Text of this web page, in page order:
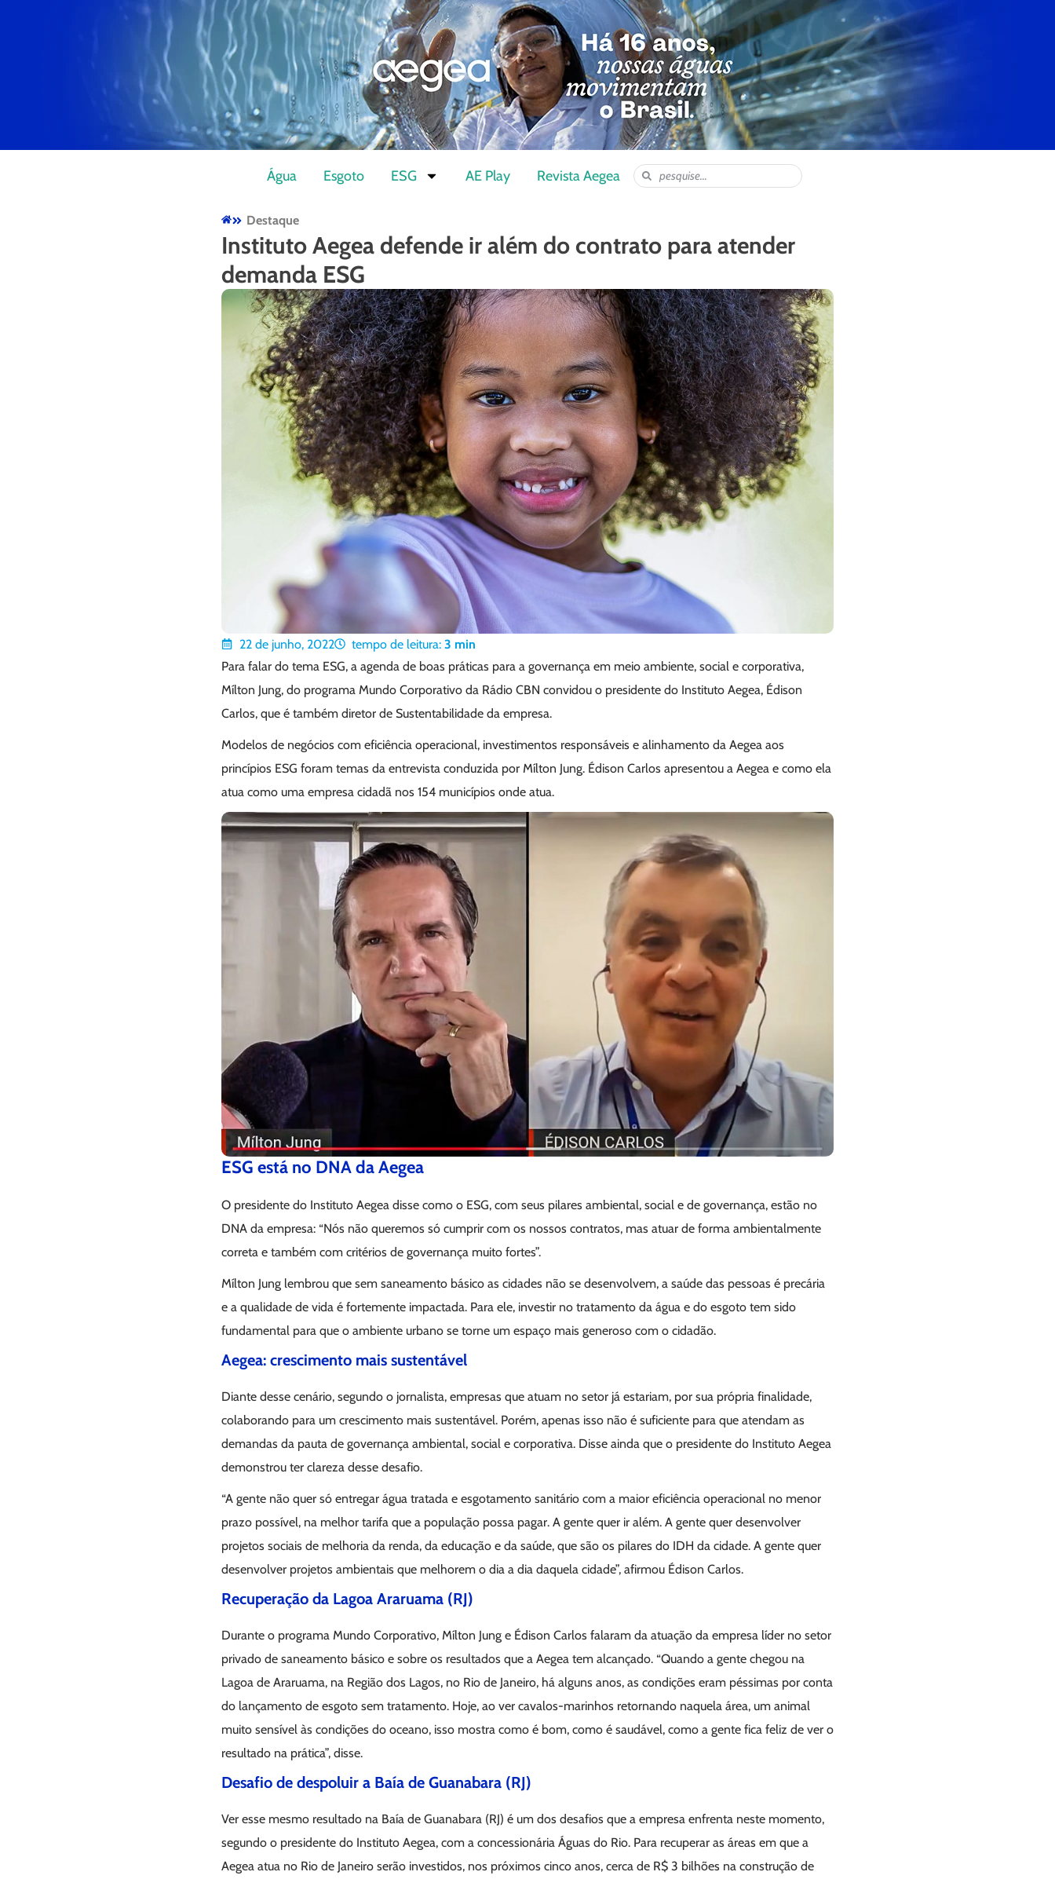
Água Esgoto ESG AE Play Revista Aegea
Destaque
Instituto Aegea defende ir além do contrato para atender
demanda ESG
22 de junho, 2022 tempo de leitura: 3 min
Para falar do tema ESG, a agenda de boas práticas para a governança em meio ambiente, social e corporativa,
Mílton Jung, do programa Mundo Corporativo da Rádio CBN convidou o presidente do Instituto Aegea, Édison
Carlos, que é também diretor de Sustentabilidade da empresa.
Modelos de negócios com eficiência operacional, investimentos responsáveis e alinhamento da Aegea aos
princípios ESG foram temas da entrevista conduzida por Mílton Jung. Édison Carlos apresentou a Aegea e como ela
atua como uma empresa cidadã nos 154 municípios onde atua.
ESG está no DNA da Aegea
O presidente do Instituto Aegea disse como o ESG, com seus pilares ambiental, social e de governança, estão no
DNA da empresa: “Nós não queremos só cumprir com os nossos contratos, mas atuar de forma ambientalmente
correta e também com critérios de governança muito fortes”.
Mílton Jung lembrou que sem saneamento básico as cidades não se desenvolvem, a saúde das pessoas é precária
e a qualidade de vida é fortemente impactada. Para ele, investir no tratamento da água e do esgoto tem sido
fundamental para que o ambiente urbano se torne um espaço mais generoso com o cidadão.
Aegea: crescimento mais sustentável
Diante desse cenário, segundo o jornalista, empresas que atuam no setor já estariam, por sua própria finalidade,
colaborando para um crescimento mais sustentável. Porém, apenas isso não é suficiente para que atendam as
demandas da pauta de governança ambiental, social e corporativa. Disse ainda que o presidente do Instituto Aegea
demonstrou ter clareza desse desafio.
“A gente não quer só entregar água tratada e esgotamento sanitário com a maior eficiência operacional no menor
prazo possível, na melhor tarifa que a população possa pagar. A gente quer ir além. A gente quer desenvolver
projetos sociais de melhoria da renda, da educação e da saúde, que são os pilares do IDH da cidade. A gente quer
desenvolver projetos ambientais que melhorem o dia a dia daquela cidade”, afirmou Édison Carlos.
Recuperação da Lagoa Araruama (RJ)
Durante o programa Mundo Corporativo, Mílton Jung e Édison Carlos falaram da atuação da empresa líder no setor
privado de saneamento básico e sobre os resultados que a Aegea tem alcançado. “Quando a gente chegou na
Lagoa de Araruama, na Região dos Lagos, no Rio de Janeiro, há alguns anos, as condições eram péssimas por conta
do lançamento de esgoto sem tratamento. Hoje, ao ver cavalos-marinhos retornando naquela área, um animal
muito sensível às condições do oceano, isso mostra como é bom, como é saudável, como a gente fica feliz de ver o
resultado na prática”, disse.
Desafio de despoluir a Baía de Guanabara (RJ)
Ver esse mesmo resultado na Baía de Guanabara (RJ) é um dos desafios que a empresa enfrenta neste momento,
segundo o presidente do Instituto Aegea, com a concessionária Águas do Rio. Para recuperar as áreas em que a
Aegea atua no Rio de Janeiro serão investidos, nos próximos cinco anos, cerca de R$ 3 bilhões na construção de